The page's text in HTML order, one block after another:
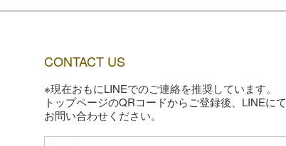
CONTACT US
※現在おもにLINEでのご連絡を推奨しています。
トップページのQRコードからご登録後、LINEにて
お問い合わせください。